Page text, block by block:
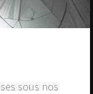
sous nos